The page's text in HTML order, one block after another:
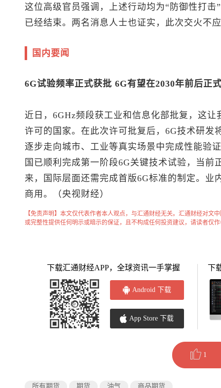
这位高级官员强调，上述行动均为“防御性打
已经结束。两名消息人士也证实，此次交火不
国内要闻
6G试验频率正式获批 6G有望在2030年前后正
近日，6GHz频段获工业和信息化部批复，这
许可的国家。在此次许可批复后，6G技术研发
逐步走向城市、工业等真实场景中完成性能验
国已顺利完成第一阶段6G关键技术试验，当前
来，国际层面还需完成首版6G标准的制定。业
商用。（央视财经）
【免责声明】本文仅代表作者本人观点，与汇通财经无关。汇通财经对文
或完整性提供任何明示或暗示的保证，且不构成任何投资建议，请读者仅
下载汇通财经APP，全球资讯一手掌握
Android 下载
App Store 下载
下
1
所有期货 期货 油气 商品期货